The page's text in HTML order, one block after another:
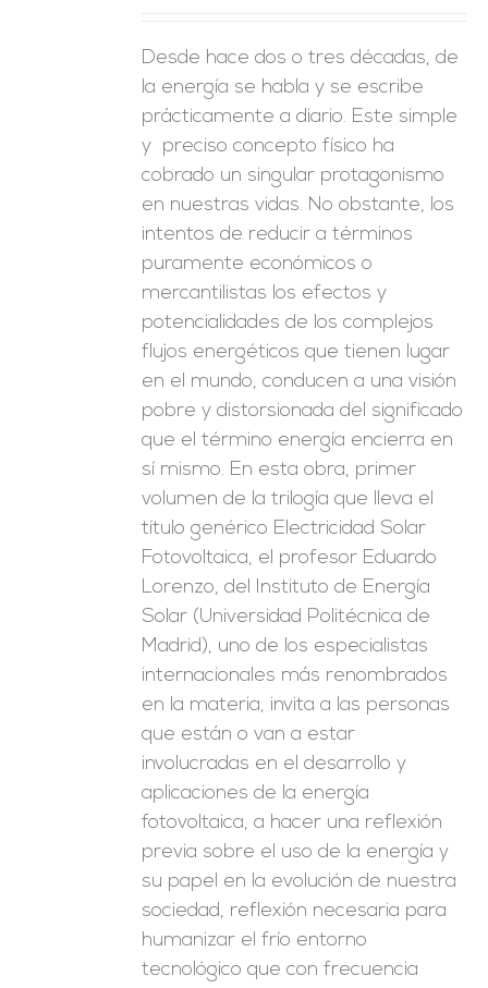
Desde hace dos o tres décadas, de
la energía se habla y se escribe
prácticamente a diario. Este simple
y preciso concepto físico ha
cobrado un singular protagonismo
en nuestras vidas. No obstante, los
intentos de reducir a términos
puramente económicos o
mercantilistas los efectos y
potencialidades de los complejos
flujos energéticos que tienen lugar
en el mundo, conducen a una visión
pobre y distorsionada del significado
que el término energía encierra en
sí mismo. En esta obra, primer
volumen de la trilogía que lleva el
título genérico Electricidad Solar
Fotovoltaica, el profesor Eduardo
Lorenzo, del Instituto de Energía
Solar (Universidad Politécnica de
Madrid), uno de los especialistas
internacionales más renombrados
en la materia, invita a las personas
que están o van a estar
involucradas en el desarrollo y
aplicaciones de la energía
fotovoltaica, a hacer una reflexión
previa sobre el uso de la energía y
su papel en la evolución de nuestra
sociedad, reflexión necesaria para
humanizar el frío entorno
tecnológico que con frecuencia